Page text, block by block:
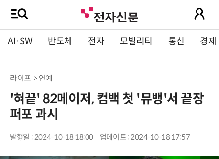
AI·SW 반도체 전자 모빌리티 통신 경제
라이프 > 연예
'혀끝' 82메이저, 컴백 첫 '뮤뱅'서 끝장
퍼포 과시
발행일 : 2024-10-18 18:00 업데이트 : 2024-10-18 17:57